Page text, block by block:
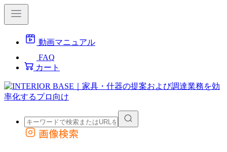
動画マニュアル
FAQ
カート
外部サイトの商品をカートに追加
画像検索